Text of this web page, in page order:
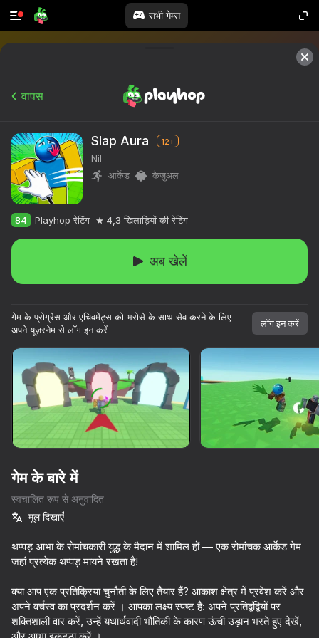
सभी गेम्स
Gamer's Mod
99
Battle of the red and blue agents
77
DTA 6
81
Thief
74
वापस
Slap Aura 12+
Nil
आर्केड
कैज़ुअल
84 Playhop रेटिंग 4,3 खिलाड़ियों की रेटिंग
अब खेलें
गेम के प्रोग्रेस और एचिवमेंट्स को भरोसे के साथ सेव करने के लिए
अपने यूज़रनेम से लॉग इन करें
लॉग इन करें
गेम के बारे में
स्वचालित रूप से अनुवादित
मूल दिखाएँ
थप्पड़ आभा के रोमांचकारी युद्ध के मैदान में शामिल हों — एक रोमांचक आर्केड गेम
जहां प्रत्येक थप्पड़ मायने रखता है!
क्या आप एक प्रतिक्रिया चुनौती के लिए तैयार हैं? आकाश क्षेत्र में प्रवेश करें और
अपने वर्चस्व का प्रदर्शन करें । आपका लक्ष्य स्पष्ट है: अपने प्रतिद्वंद्वियों पर
शक्तिशाली वार करें, उन्हें यथार्थवादी भौतिकी के कारण ऊंची उड़ान भरते हुए देखें,